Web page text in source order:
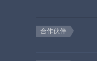
合作伙伴